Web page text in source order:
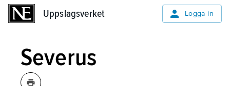
Uppslagsverket Logga in
Severus